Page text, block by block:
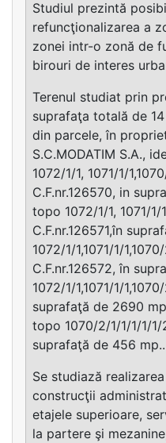
Studiul prezintă
refuncţionalizarea a
zonei intr-o zonă de
birouri de interes
Terenul studiat prin
suprafaţa totală de
din parcele, în
S.C.MODATIM S.A.,
1072/1/1, 1071/1/
C.F.nr.126570, in
topo 1072/1/1, 1071/
C.F.nr.126571,în
1072/1/1,1071/1/
C.F.nr.126572, în
1072/1/1,1071/1/
suprafaţă de 2690
topo 1070/2/1/1/1/1/
suprafaţă de 456 mp..
Se studiază
construcţii
etajele superioare,
la partere şi